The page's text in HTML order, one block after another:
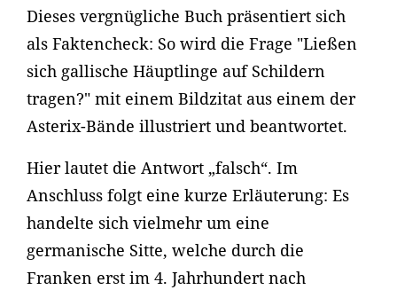
Dieses vergnügliche Buch präsentiert sich
als Faktencheck: So wird die Frage "Ließen
sich gallische Häuptlinge auf Schildern
tragen?" mit einem Bildzitat aus einem der
Asterix-Bände illustriert und beantwortet.
Hier lautet die Antwort „falsch“. Im
Anschluss folgt eine kurze Erläuterung: Es
handelte sich vielmehr um eine
germanische Sitte, welche durch die
Franken erst im 4. Jahrhundert nach